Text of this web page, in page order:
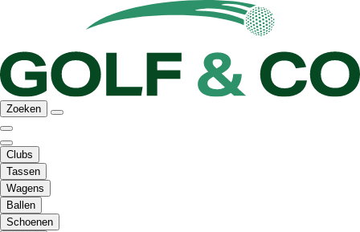
Zoeken
Clubs
Tassen
Wagens
Ballen
Schoenen